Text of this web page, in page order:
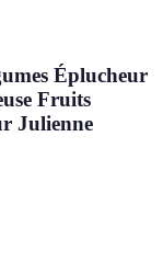
Éplucheur
Fruits
Julienne